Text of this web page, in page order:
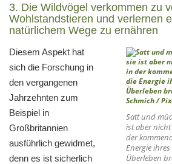
3. Die Wildvögel verkommen zu
Wohlstandstieren und verlernen
natürlichem Wege zu ernähren
Satt und
ist aber
der
Energie
Überleben
Diesem Aspekt hat
sich die Forschung in
den vergangenen
Jahrzehnten zum
Beispiel in
Großbritannien
ausführlich gewidmet,
denn es ist sicherlich